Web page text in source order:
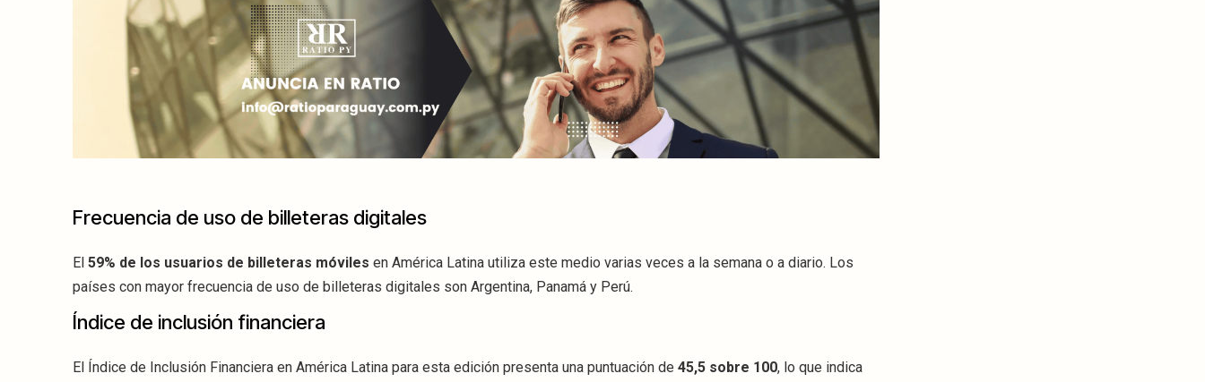
Frecuencia de uso de billeteras digitales
El 59% de los usuarios de billeteras móviles en América Latina utiliza este medio varias veces a la semana o a diario. Los
países con mayor frecuencia de uso de billeteras digitales son Argentina, Panamá y Perú.
Índice de inclusión financiera
El Índice de Inclusión Financiera en América Latina para esta edición presenta una puntuación de 45,5 sobre 100, lo que indica